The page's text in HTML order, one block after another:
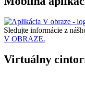
Sledujte informácie z
V OBRAZE.
Virtuálny